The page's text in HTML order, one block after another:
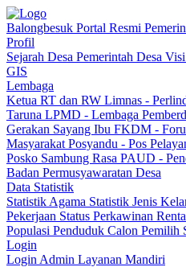
Balongbesuk Portal Resmi
Profil
Sejarah Desa Pemerintah Desa
GIS
Lembaga
Ketua RT dan RW Limnas -
Taruna LPMD - Lembaga
Gerakan Sayang Ibu FKDM -
Masyarakat Posyandu - Pos
Posko Sambung Rasa PAUD -
Badan Permusyawaratan Desa
Data Statistik
Statistik Agama Statistik Jenis
Pekerjaan Status Perkawinan
Populasi Penduduk Calon Pemilih
Login
Login Admin Layanan Mandiri